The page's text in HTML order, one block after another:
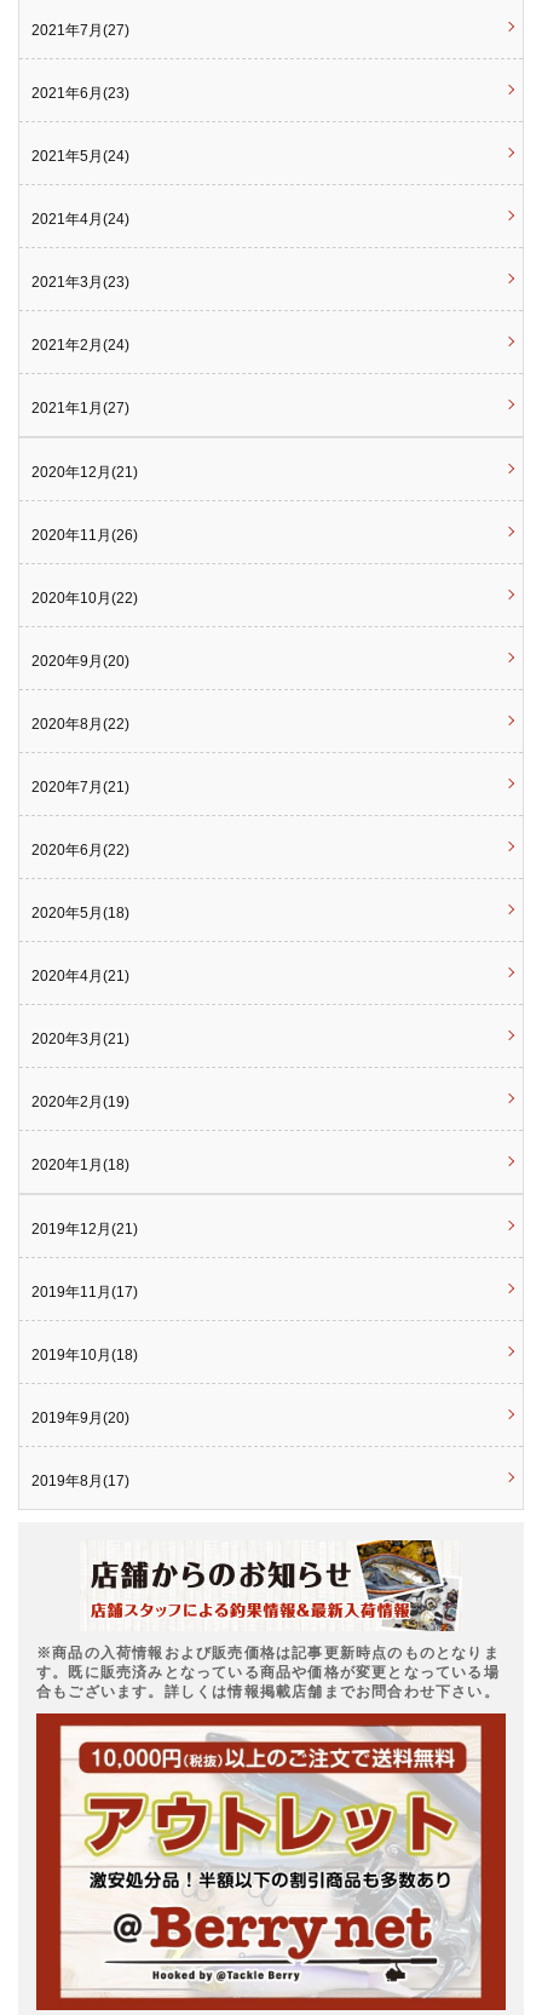
2021年7月(27)
2021年6月(23)
2021年5月(24)
2021年4月(24)
2021年3月(23)
2021年2月(24)
2021年1月(27)
2020年12月(21)
2020年11月(26)
2020年10月(22)
2020年9月(20)
2020年8月(22)
2020年7月(21)
2020年6月(22)
2020年5月(18)
2020年4月(21)
2020年3月(21)
2020年2月(19)
2020年1月(18)
2019年12月(21)
2019年11月(17)
2019年10月(18)
2019年9月(20)
2019年8月(17)
※商品の入荷情報および販売価格は記事更新時点のものとなりま
す。既に販売済みとなっている商品や価格が変更となっている場
合もございます。詳しくは情報掲載店舗までお問合わせ下さい。